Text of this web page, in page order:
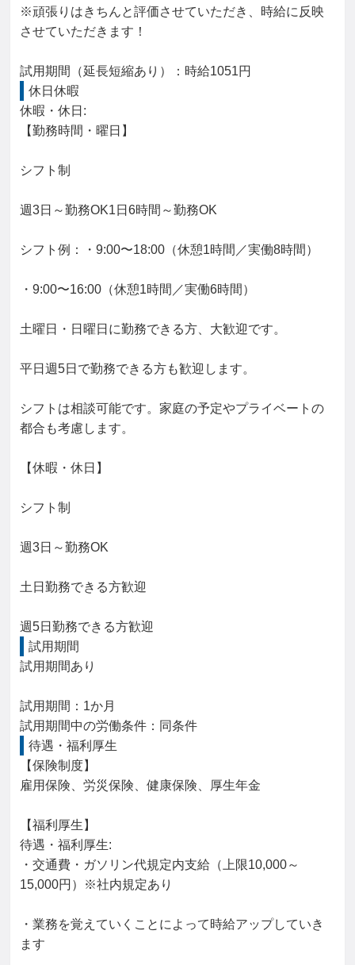
※頑張りはきちんと評価させていただき、時給に反映
させていただきます！
試用期間（延長短縮あり）：時給1051円
休日休暇
休暇・休日:
【勤務時間・曜日】
シフト制
週3日～勤務OK1日6時間～勤務OK
シフト例：・9:00〜18:00（休憩1時間／実働8時間）
・9:00〜16:00（休憩1時間／実働6時間）
土曜日・日曜日に勤務できる方、大歓迎です。
平日週5日で勤務できる方も歓迎します。
シフトは相談可能です。家庭の予定やプライベートの
都合も考慮します。
【休暇・休日】
シフト制
週3日～勤務OK
土日勤務できる方歓迎
週5日勤務できる方歓迎
試用期間
試用期間あり
試用期間：1か月
試用期間中の労働条件：同条件
待遇・福利厚生
【保険制度】
雇用保険、労災保険、健康保険、厚生年金
【福利厚生】
待遇・福利厚生:
・交通費・ガソリン代規定内支給（上限10,000～
15,000円）※社内規定あり
・業務を覚えていくことによって時給アップしていき
ます